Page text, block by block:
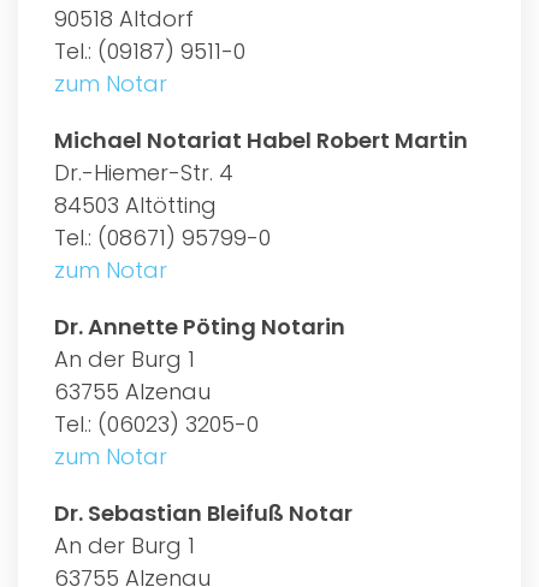
90518 Altdorf
Tel.: (09187) 9511-0
zum Notar
Michael Notariat Habel Robert Martin
Dr.-Hiemer-Str. 4
84503 Altötting
Tel.: (08671) 95799-0
zum Notar
Dr. Annette Pöting Notarin
An der Burg 1
63755 Alzenau
Tel.: (06023) 3205-0
zum Notar
Dr. Sebastian Bleifuß Notar
An der Burg 1
63755 Alzenau